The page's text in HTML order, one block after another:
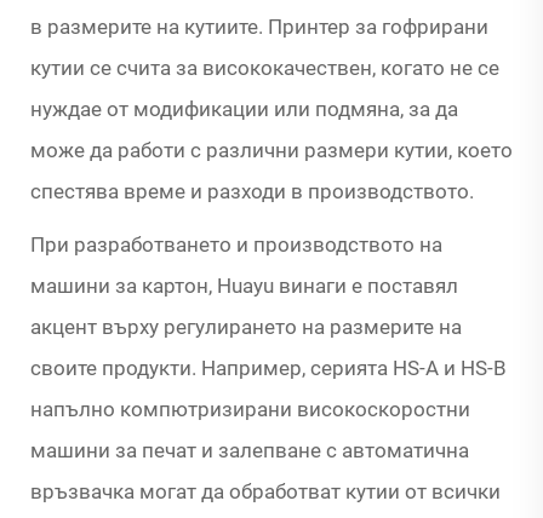
в размерите на кутиите. Принтер за гофрирани
кутии се счита за висококачествен, когато не се
нуждае от модификации или подмяна, за да
може да работи с различни размери кутии, което
спестява време и разходи в производството.
При разработването и производството на
машини за картон, Huayu винаги е поставял
акцент върху регулирането на размерите на
своите продукти. Например, серията HS-A и HS-B
напълно компютризирани високоскоростни
машини за печат и залепване с автоматична
връзвачка могат да обработват кутии от всички